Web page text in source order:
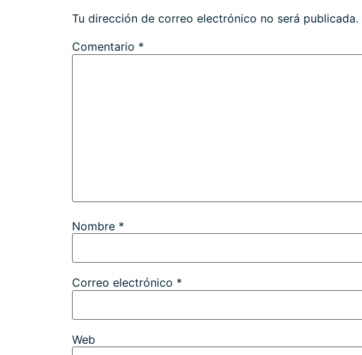
Tu dirección de correo electrónico no será publicada.
Comentario *
Nombre *
Correo electrónico *
Web